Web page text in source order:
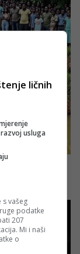
ličnih
usluga
vašeg
podatke
207
Mi i naši
o